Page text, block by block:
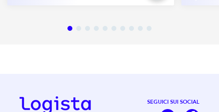
SEGUICI SUI SOCIAL